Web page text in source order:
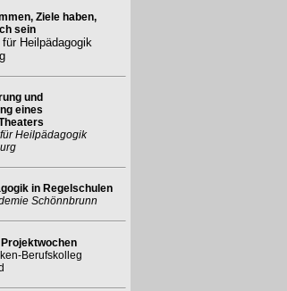
Ziele haben,
sein
Heilpädagogik
und
eines
Heilpädagogik
in Regelschulen
Schönnbrunn
Berufskolleg